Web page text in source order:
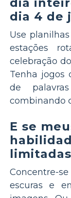
dia 4 de
Use
estações
celebração
Tenha jogos
de
combinando
E se
Concentre-
escuras e